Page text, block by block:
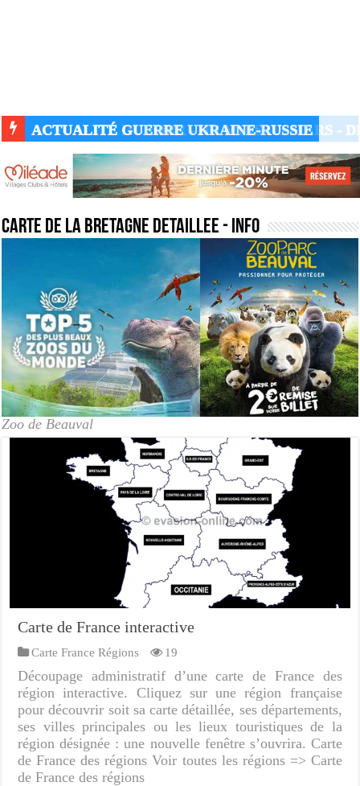
ACTUALITÉ GUERRE UKRAINE-RUSSIE
carte de la bretagne detaillee - Info
Zoo de Beauval
Carte de France interactive
Carte France Régions 19
Découpage administratif d’une carte de France des
région interactive. Cliquez sur une région française
pour découvrir soit sa carte détaillée, ses départements,
ses villes principales ou les lieux touristiques de la
région désignée : une nouvelle fenêtre s’ouvrira. Carte
de France des régions Voir toutes les régions => Carte
de France des régions